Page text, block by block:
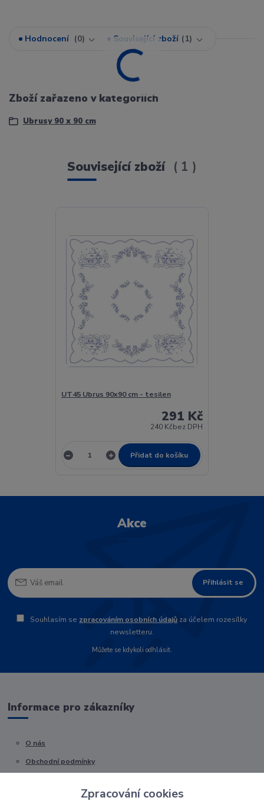
Hodnocení 0 Související zboží 1
Zboží zařazeno v kategoriích
Ubrusy 90 x 90 cm
Související zboží 1
UT45 Ubrus 90x90 cm - tesilen
291 Kč
240 Kčbez DPH
Přidat do košíku
Akce
Přihlásit se
Souhlasím se zpracováním osobních údajů za účelem rozesílky
newsletteru.
Můžete se kdykoli odhlásit.
Informace pro zákazníky
O nás
Obchodní podmínky
Zpracování cookies